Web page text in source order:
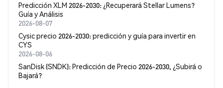
Predicción XLM 2026-2030: ¿Recuperará Stellar Lumens?
Guía y Análisis
2026-08-07
Cysic precio 2026-2030: predicción y guía para invertir en
CYS
2026-08-06
SanDisk (SNDK): Predicción de Precio 2026-2030, ¿Subirá o
Bajará?